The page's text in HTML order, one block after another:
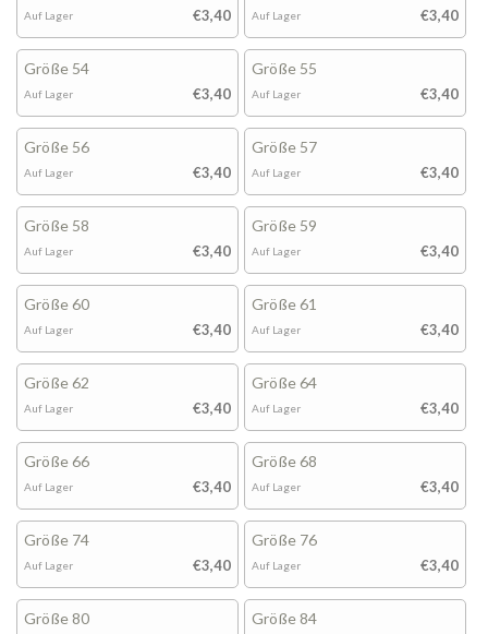
€3,40
Auf Lager €3,40
Auf Lager
Größe 54
€3,40
Auf Lager
Größe 55
€3,40
Auf Lager
Größe 56
€3,40
Auf Lager
Größe 57
€3,40
Auf Lager
Größe 58
€3,40
Auf Lager
Größe 59
€3,40
Auf Lager
Größe 60
€3,40
Auf Lager
Größe 61
€3,40
Auf Lager
Größe 62
€3,40
Auf Lager
Größe 64
€3,40
Auf Lager
Größe 66
€3,40
Auf Lager
Größe 68
€3,40
Auf Lager
Größe 74
€3,40
Auf Lager
Größe 76
€3,40
Auf Lager
Größe 80 Größe 84